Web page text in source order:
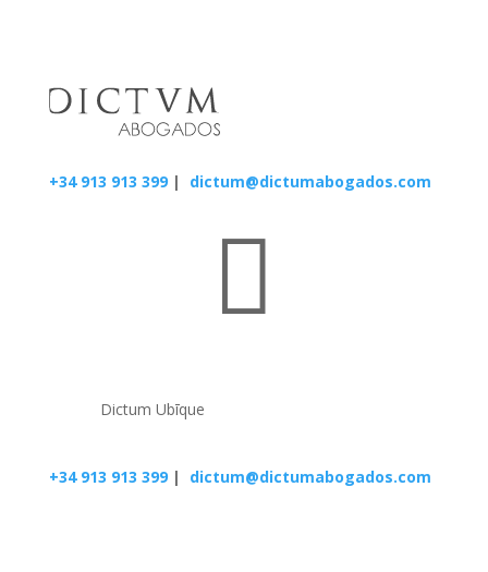
+34 913 913 399| dictum@dictumabogados.com

Dictum Ubīque
+34 913 913 399| dictum@dictumabogados.com